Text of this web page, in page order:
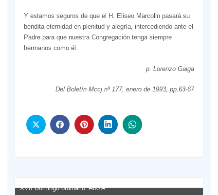
Y estamos seguros de que el H. Eliseo Marcolin pasará su
bendita eternidad en plenitud y alegría, intercediendo ante el
Padre para que nuestra Congregación tenga siempre
hermanos como él.
p. Lorenzo Gaiga
Del Boletín Mccj nº 177, enero de 1993, pp.63-67